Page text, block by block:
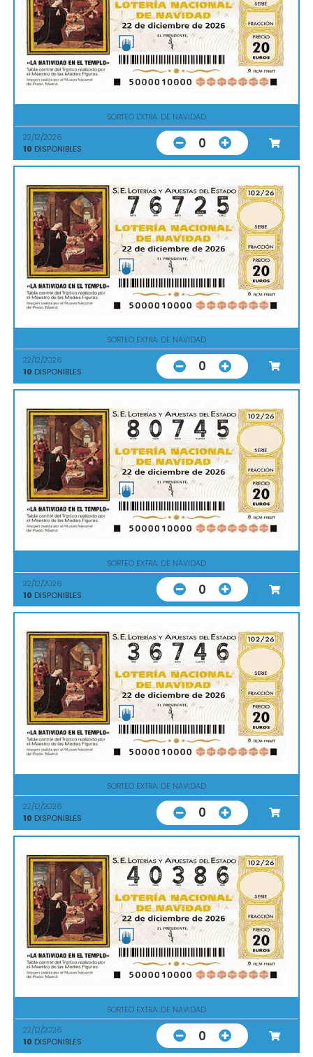
SORTEO EXTRA. DE NAVIDAD
22/12/2026
10 DISPONIBLES 0
SORTEO EXTRA. DE NAVIDAD
22/12/2026
10 DISPONIBLES 0
SORTEO EXTRA. DE NAVIDAD
22/12/2026
10 DISPONIBLES 0
SORTEO EXTRA. DE NAVIDAD
22/12/2026
10 DISPONIBLES 0
SORTEO EXTRA. DE NAVIDAD
22/12/2026
10 DISPONIBLES 0